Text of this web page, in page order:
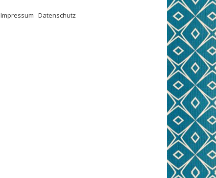
Impressum Datenschutz